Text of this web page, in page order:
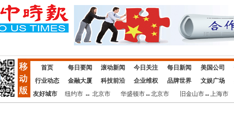
首页 每日要闻 滚动新闻 今日关注 每日新闻 美国公司
行业动态
金融大厦 科技前沿 企业维权 品牌世界 文娱广场
友好城市
纽约市↔ 北京市 华盛顿市↔北京市 旧金山市↔上海市